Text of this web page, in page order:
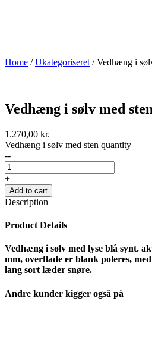
Home /Ukategoriseret / Vedhæng i
Vedhæng i sølv med sten
1.270,00 kr.
Vedhæng i sølv med sten quantity
--
+
Add to cart
Description
Product Details
Vedhæng i sølv med lyse blå synt.
mm, overflade er blank poleres,
lang sort læder snøre.
Andre kunder kigger også på